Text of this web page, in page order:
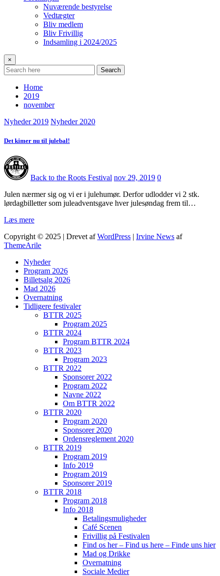
Nuværende bestyrelse
Vedtægter
Bliv medlem
Bliv Frivillig
Indsamling i 2024/2025
×
Search
Home
2019
november
Nyheder 2019 Nyheder 2020
Det kimer nu til julebal!
Back to the Roots Festival nov 29, 2019 0
Julen nærmer sig og vi er i julehumør. Derfor udlodder vi 2 stk.
lørdagbilletter som juleadventsgave hver julesøndag frem til…
Læs mere
Copyright © 2025 | Drevet afWordPress | Irvine News af
ThemeArile
Nyheder
Program 2026
Billetsalg 2026
Mad 2026
Overnatning
Tidligere festivaler
BTTR 2025
Program 2025
BTTR 2024
Program BTTR 2024
BTTR 2023
Program 2023
BTTR 2022
Sponsorer 2022
Program 2022
Navne 2022
Om BTTR 2022
BTTR 2020
Program 2020
Sponsorer 2020
Ordensreglement 2020
BTTR 2019
Program 2019
Info 2019
Program 2019
Sponsorer 2019
BTTR 2018
Program 2018
Info 2018
Betalingsmuligheder
Café Scenen
Frivillig på Festivalen
Find os her – Find us here – Finde uns hier
Mad og Drikke
Overnatning
Sociale Medier